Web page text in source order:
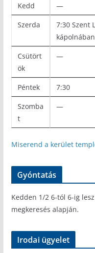
Kedd —
Szerda
7:30 Szent
kápolnában
Csütört
ök
—
Péntek 7:30
Szomba
t
—
Miserend a kerület
Gyóntatás
Kedden 1/2 6-tól 6-ig
megkeresés alapján.
Irodai ügyelet